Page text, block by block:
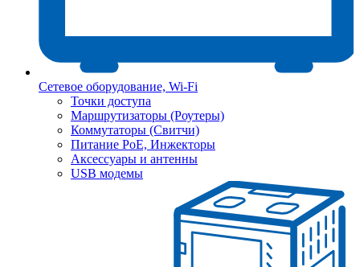
Сетевое оборудование, Wi-Fi
Точки доступа
Маршрутизаторы (Роутеры)
Коммутаторы (Свитчи)
Питание PoE, Инжекторы
Аксессуары и антенны
USB модемы